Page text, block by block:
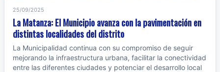
25/09/2025
La Matanza: El Municipio avanza con la pavimentación en
distintas localidades del distrito
La Municipalidad continua con su compromiso de seguir
mejorando la infraestructura urbana, facilitar la conectividad
entre las diferentes ciudades y potenciar el desarrollo local